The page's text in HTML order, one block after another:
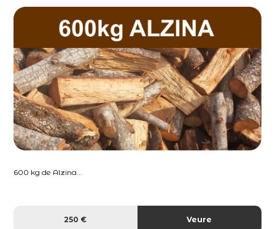
600 kg de Alzina...
250 € Veure